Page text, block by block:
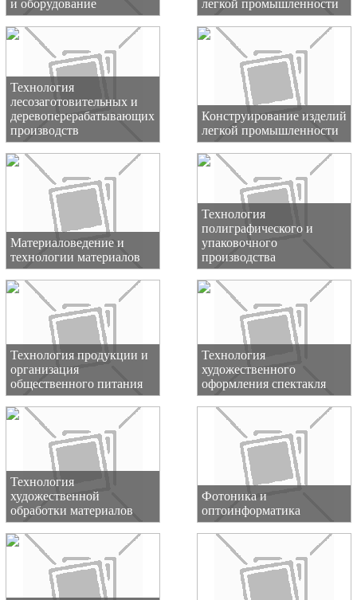
и оборудование
легкой промышленности
Технология
лесозаготовительных и
деревоперерабатывающих
производств
Конструирование изделий
легкой промышленности
Материаловедение и
технологии материалов
Технология
полиграфического и
упаковочного
производства
Технология продукции и
организация
общественного питания
Технология
художественного
оформления спектакля
Технология
художественной
обработки материалов
Фотоника и
оптоинформатика